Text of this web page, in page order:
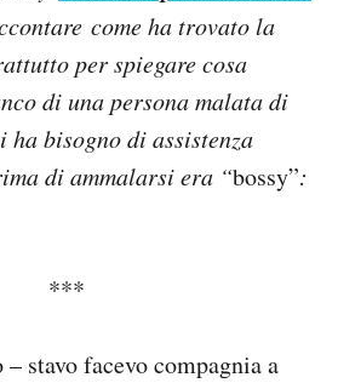
come ha trovato la
per spiegare cosa
di una persona malata di
ha bisogno di assistenza
di ammalarsi era “bossy”:
***
stavo facevo compagnia a